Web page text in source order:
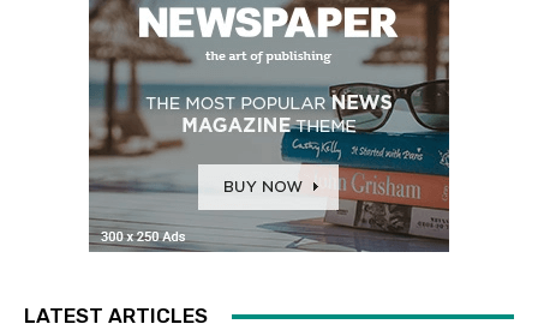
LATEST ARTICLES